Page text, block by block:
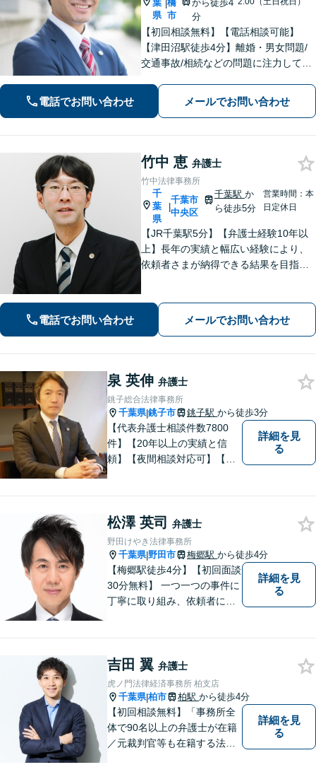
葉
県
|橋
市
から徒歩4
分
【初回相談無料】【電話相談可能】
【津田沼駅徒歩4分】離婚・男女問題/
交通事故/相続などの問題に注力してい
電話でお問い合わせ メールでお問い合わせ
竹中 恵 弁護士
竹中法律事務所
千
葉
県
|
千葉市
中央区
千葉駅 か
ら徒歩5分
営業時間：本
日定休日
【JR千葉駅5分】【弁護士経験10年以
上】長年の実績と幅広い経験により、
依頼者さまが納得できる結果を目指し
い】オーナーの方からの案件を解決し
た実績多数【初回相談無料】
電話でお問い合わせ メールでお問い合わせ
泉 英伸 弁護士
銚子総合法律事務所
千葉県|銚子市 銚子駅 から徒歩3分
【代表弁護士相談件数7800
件】【20年以上の実績と信
頼】【夜間相談対応可】【法
域の皆様の生活に貢献してま
いりました。豊富な経験を活
かし地域の法律問題をサポー
トいたします。
詳細を見
る
松澤 英司 弁護士
野田けやき法律事務所
千葉県|野田市 梅郷駅 から徒歩4分
【梅郷駅徒歩4分】【初回面談
30分無料】 一つ一つの事件に
丁寧に取り組み、依頼者にと
す。
詳細を見
る
吉田 翼 弁護士
虎ノ門法律経済事務所 柏支店
千葉県|柏市 柏駅 から徒歩4分
【初回相談無料】「事務所全
体で90名以上の弁護士が在籍
／元裁判官等も在籍する法律
詳細を見
る